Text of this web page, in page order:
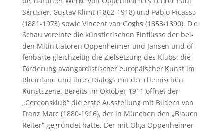
Sé­ru­si­er, Gus­tav Klimt (1862-1918) und Pa­blo Pi­cas­so
(1881-1973) so­wie Vincent van Go­ghs (1853-1890). Die
Schau ver­ein­te die künst­le­ri­schen Ein­flüs­se der bei­
den Mit­in­itia­to­ren Op­pen­hei­mer und Jan­sen und of­
fen­bar­te gleich­zei­tig die Ziel­set­zung des Klubs: die
För­de­rung avangardistischer eu­ro­päi­scher Kunst im
Rhein­land und ih­res Dia­logs mit der rhei­ni­schen
Kunst­sze­ne. Bereits im Oktober 1911 öffnet der
„Gereonsklub“ die erste Ausstellung mit Bildern von
Franz Marc (1880-1916), der in München den „Blauen
Reiter“ gegründet hatte. Der mit Olga Oppenheimer